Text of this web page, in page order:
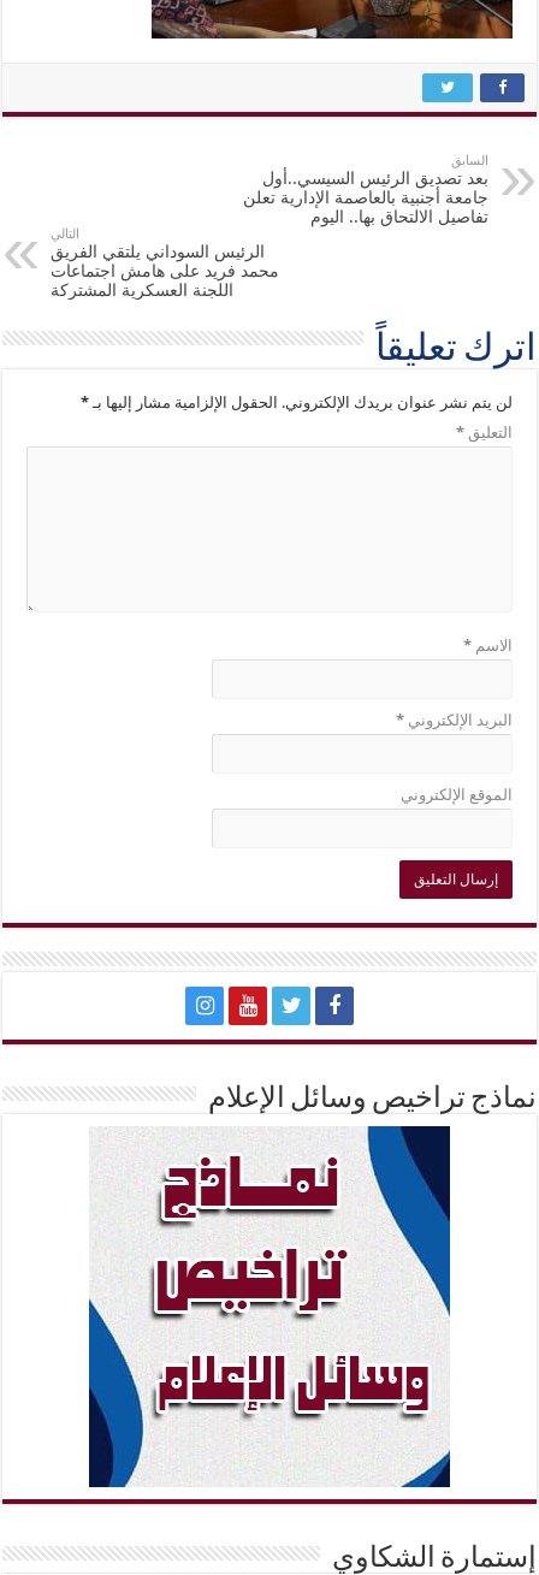
السابق
بعد تصديق الرئيس السيسي..أول
جامعة أجنبية بالعاصمة الإدارية تعلن
تفاصيل الالتحاق بها.. اليوم
التالي
الرئيس السوداني يلتقي الفريق
محمد فريد على هامش اجتماعات
اللجنة العسكرية المشتركة
اترك تعليقاً
لن يتم نشر عنوان بريدك الإلكتروني. الحقول الإلزامية مشار إليها بـ*
التعليق*
الاسم*
البريد الإلكتروني*
الموقع الإلكتروني
نماذج تراخيص وسائل الإعلام
إستمارة الشكاوي